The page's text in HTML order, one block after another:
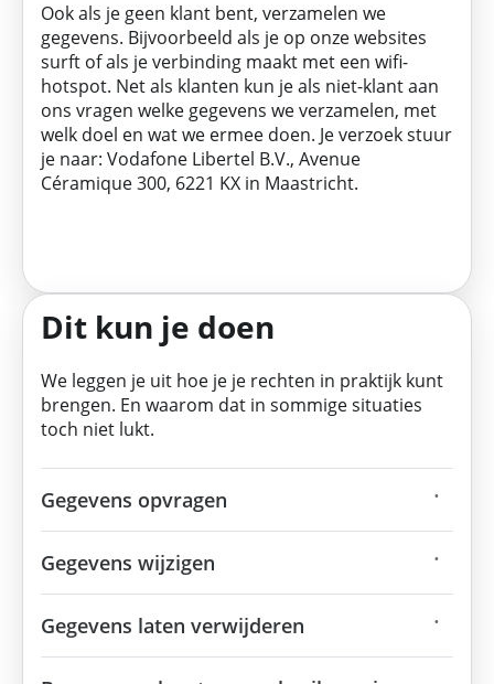
Ook als je geen klant bent, verzamelen we
gegevens. Bijvoorbeeld als je op onze websites
surft of als je verbinding maakt met een wifi-
hotspot. Net als klanten kun je als niet-klant aan
ons vragen welke gegevens we verzamelen, met
welk doel en wat we ermee doen. Je verzoek stuur
je naar: Vodafone Libertel B.V., Avenue
Céramique 300, 6221 KX in Maastricht.
Dit kun je doen
We leggen je uit hoe je je rechten in praktijk kunt
brengen. En waarom dat in sommige situaties
toch niet lukt.
Gegevens opvragen
Gegevens wijzigen
Gegevens laten verwijderen